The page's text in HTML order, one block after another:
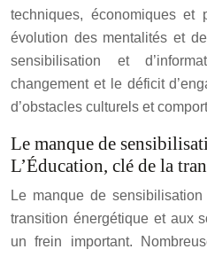
techniques, économiques et
évolution des mentalités et
sensibilisation et
changement et le déficit
d’obstacles culturels et
Le manque de
L’Éducation, clé de la
Le manque de
transition énergétique et aux
un frein important.